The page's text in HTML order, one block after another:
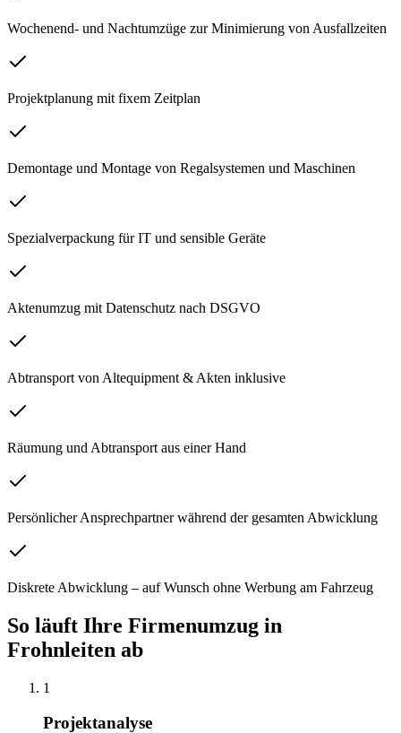
Wochenend- und Nachtumzüge zur Minimierung von Ausfallzeiten
Projektplanung mit fixem Zeitplan
Demontage und Montage von Regalsystemen und Maschinen
Spezialverpackung für IT und sensible Geräte
Aktenumzug mit Datenschutz nach DSGVO
Abtransport von Altequipment & Akten inklusive
Räumung und Abtransport aus einer Hand
Persönlicher Ansprechpartner während der gesamten Abwicklung
Diskrete Abwicklung – auf Wunsch ohne Werbung am Fahrzeug
So läuft Ihre Firmenumzug in
Frohnleiten ab
1
Projektanalyse